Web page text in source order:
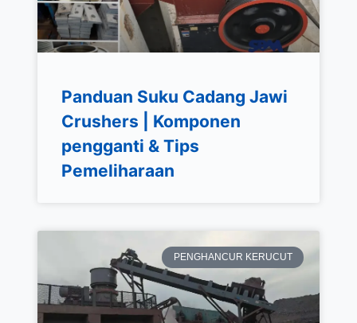
Panduan Suku Cadang Jawi
Crushers | Komponen
pengganti & Tips
Pemeliharaan
PENGHANCUR KERUCUT